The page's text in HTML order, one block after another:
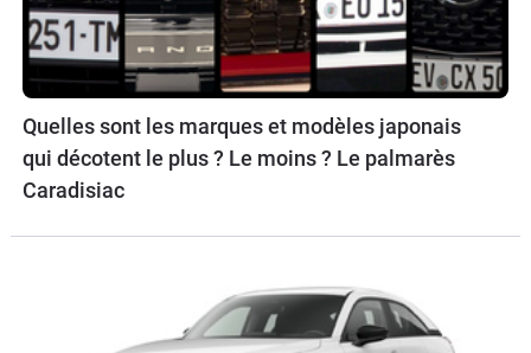
Quelles sont les marques et modèles japonais
qui décotent le plus ? Le moins ? Le palmarès
Caradisiac